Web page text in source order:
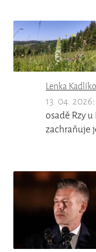
Lenka
13. 04. 2026
osadě Rzy
zachraňuje